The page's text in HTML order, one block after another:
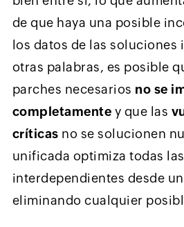
de que haya una posible
los datos de las soluciones
otras palabras, es posible
parches necesarios no se
completamente y que las
críticas no se solucionen
unificada optimiza todas
interdependientes desde
eliminando cualquier